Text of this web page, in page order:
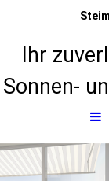
Ihr
Sonnen-